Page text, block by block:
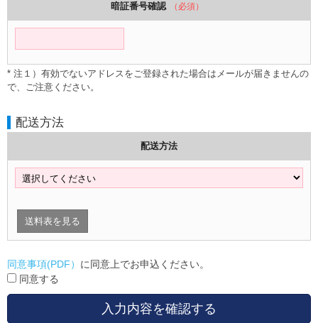
暗証番号確認 （必須）
* 注１）有効でないアドレスをご登録された場合はメールが届きませんの
で、ご注意ください。
配送方法
配送方法
送料表を見る
同意事項(PDF） に同意上でお申込ください。
同意する
入力内容を確認する